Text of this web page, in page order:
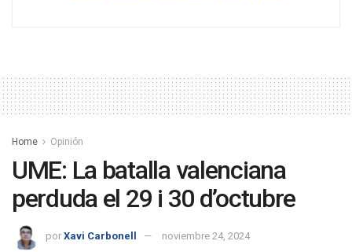
Home Opinión
UME: La batalla valenciana
perduda el 29 i 30 d’octubre
por Xavi Carbonell noviembre 24, 2024